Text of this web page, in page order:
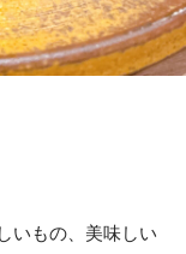
いもの、美味しい